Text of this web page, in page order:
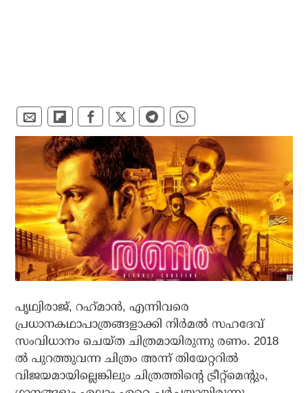
പൃഥ്വിരാജ്, റഹ്‌മാന്‍, എന്നിവരെ
പ്രധാനകഥാപാത്രങ്ങളാക്കി നിര്‍മല്‍ സഹദേവ്
സംവിധാനം ചെയ്ത ചിത്രമായിരുന്നു രണം. 2018
ല്‍ പുറത്തുവന്ന ചിത്രം അന്ന് തിയേറ്ററില്‍
വിജയമായില്ലെങ്കിലും ചിത്രത്തിന്റെ ട്രീറ്റ്‌മെന്റും,